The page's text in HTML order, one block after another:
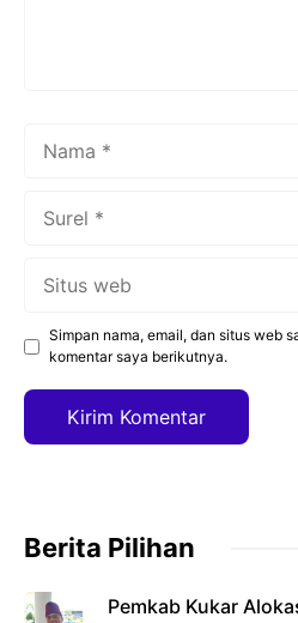
Simpan nama, email, dan situs web
komentar saya berikutnya.
Berita Pilihan
Pemkab Kukar